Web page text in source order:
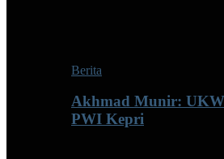
Berita
Akhmad Munir: UKW
PWI Kepri